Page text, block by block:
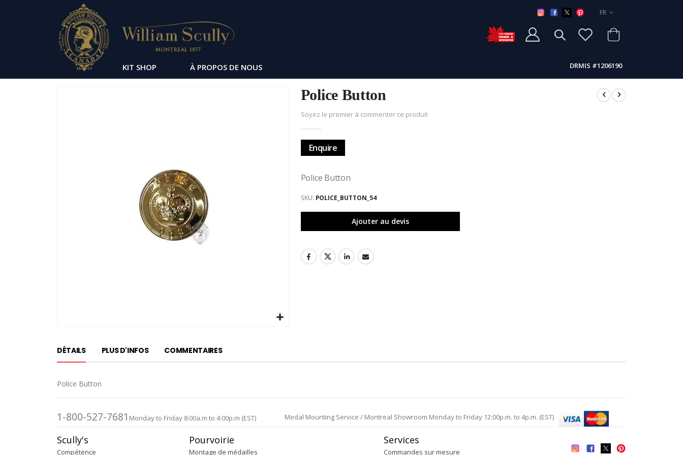
LANGUE
FR
KIT SHOP À PROPOS DE NOUS DRMIS #1206190
début
de
Galerie
Police Button
Soyez le premier à commenter ce produit
Enquire
Police Button
SKU POLICE_BUTTON_54
Ajouter au devis
DÉTAILS
Police Button
PLUS D'INFOS COMMENTAIRES
1-800-527-7681 Monday to Friday 8:00a.m to 4:00p.m (EST) Medal Mounting Service / Montreal Showroom Monday to Friday 12:00p.m. to 4p.m. (EST)
Scully's
Compétence
Pourvoirie
Montage de médailles
Services
Commandes sur mesure